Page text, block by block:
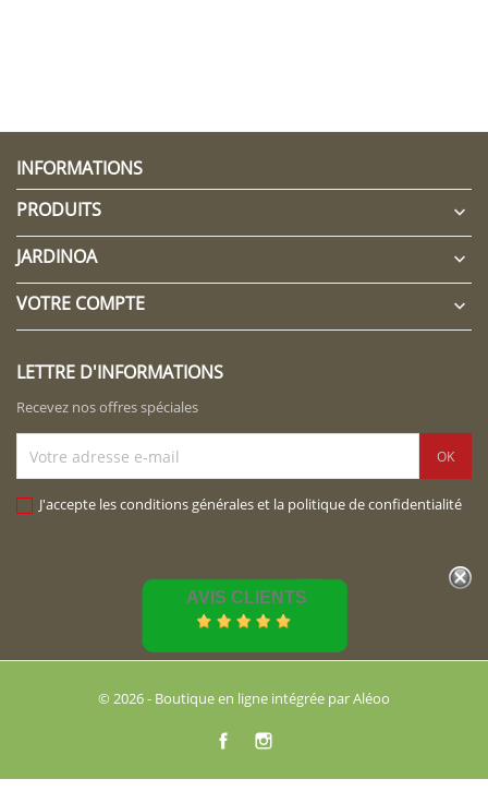
INFORMATIONS
PRODUITS

JARDINOA 
VOTRE COMPTE 
LETTRE D'INFORMATIONS
Recevez nos offres spéciales
J'accepte les conditions générales et la politique de confidentialité
AVIS CLIENTS
© 2026 - Boutique en ligne intégrée par Aléoo
Facebook